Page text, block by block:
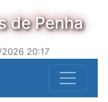
de Penha
20:17